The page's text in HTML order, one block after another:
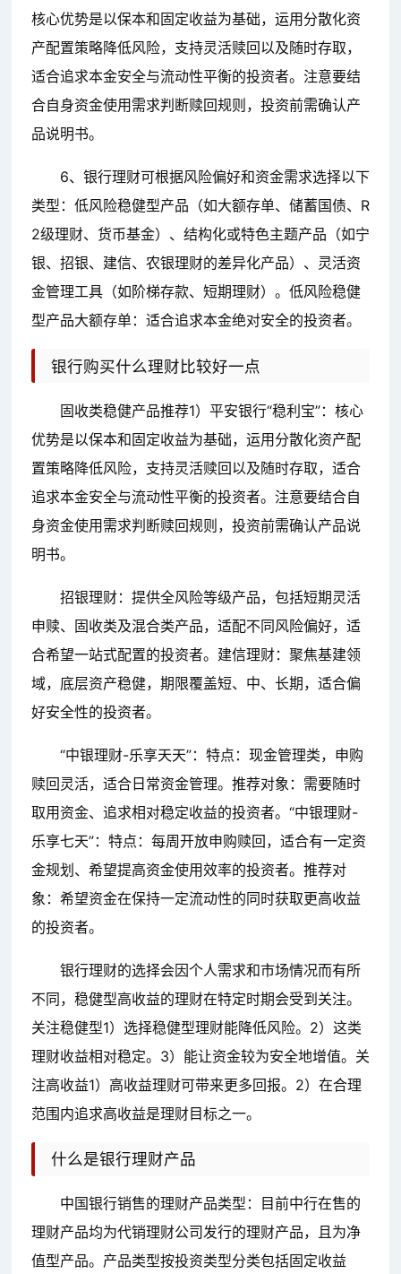
核心优势是以保本和固定收益为基础，运用分散化资
产配置策略降低风险，支持灵活赎回以及随时存取，
适合追求本金安全与流动性平衡的投资者。注意要结
合自身资金使用需求判断赎回规则，投资前需确认产
品说明书。
6、银行理财可根据风险偏好和资金需求选择以下
类型：低风险稳健型产品（如大额存单、储蓄国债、R
2级理财、货币基金）、结构化或特色主题产品（如宁
银、招银、建信、农银理财的差异化产品）、灵活资
金管理工具（如阶梯存款、短期理财）。低风险稳健
型产品大额存单：适合追求本金绝对安全的投资者。
银行购买什么理财比较好一点
固收类稳健产品推荐1）平安银行“稳利宝”：核心
优势是以保本和固定收益为基础，运用分散化资产配
置策略降低风险，支持灵活赎回以及随时存取，适合
追求本金安全与流动性平衡的投资者。注意要结合自
身资金使用需求判断赎回规则，投资前需确认产品说
明书。
招银理财：提供全风险等级产品，包括短期灵活
申赎、固收类及混合类产品，适配不同风险偏好，适
合希望一站式配置的投资者。建信理财：聚焦基建领
域，底层资产稳健，期限覆盖短、中、长期，适合偏
好安全性的投资者。
“中银理财-乐享天天”：特点：现金管理类，申购
赎回灵活，适合日常资金管理。推荐对象：需要随时
取用资金、追求相对稳定收益的投资者。“中银理财-
乐享七天”：特点：每周开放申购赎回，适合有一定资
金规划、希望提高资金使用效率的投资者。推荐对
象：希望资金在保持一定流动性的同时获取更高收益
的投资者。
银行理财的选择会因个人需求和市场情况而有所
不同，稳健型高收益的理财在特定时期会受到关注。
关注稳健型1）选择稳健型理财能降低风险。2）这类
理财收益相对稳定。3）能让资金较为安全地增值。关
注高收益1）高收益理财可带来更多回报。2）在合理
范围内追求高收益是理财目标之一。
什么是银行理财产品
中国银行销售的理财产品类型：目前中行在售的
理财产品均为代销理财公司发行的理财产品，且为净
值型产品。产品类型按投资类型分类包括固定收益